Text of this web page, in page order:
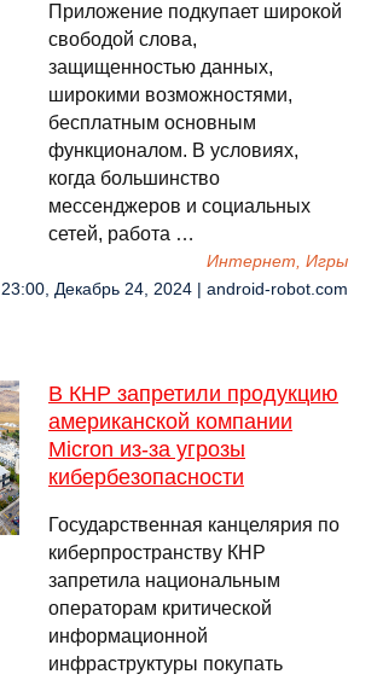
Приложение подкупает широкой
свободой слова,
защищенностью данных,
широкими возможностями,
бесплатным основным
функционалом. В условиях,
когда большинство
мессенджеров и социальных
сетей, работа …
Интернет, Игры
23:00, Декабрь 24, 2024 | android-robot.com
В КНР запретили продукцию
американской компании
Micron из-за угрозы
кибербезопасности
Государственная канцелярия по
киберпространству КНР
запретила национальным
операторам критической
информационной
инфраструктуры покупать